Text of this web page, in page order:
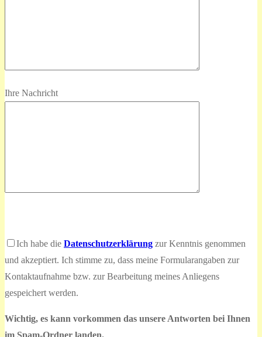
Ihre Nachricht
dieses
Feld
leer.
lasse
dieses
Feld
leer.
Ich habe die Datenschutzerklärung zur Kenntnis genommen
und akzeptiert. Ich stimme zu, dass meine Formularangaben zur
Kontaktaufnahme bzw. zur Bearbeitung meines Anliegens
gespeichert werden.
Wichtig, es kann vorkommen das unsere Antworten bei Ihnen